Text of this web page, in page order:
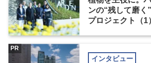
ンの“残して磨く
プロジェクト（1
インタビュー
PR